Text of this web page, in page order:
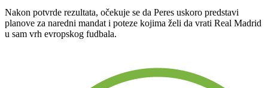
Nakon potvrde rezultata, očekuje se da Peres uskoro predstavi
planove za naredni mandat i poteze kojima želi da vrati Real Madrid
u sam vrh evropskog fudbala.